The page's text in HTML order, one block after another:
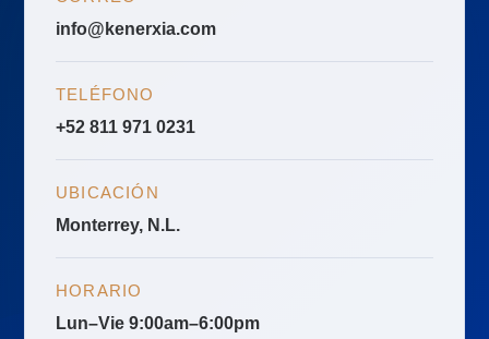
info@kenerxia.com
TELÉFONO
+52 811 971 0231
UBICACIÓN
Monterrey, N.L.
HORARIO
Lun–Vie 9:00am–6:00pm